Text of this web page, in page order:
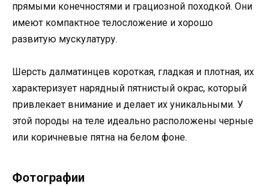
прямыми конечностями и грациозной походкой. Они
имеют компактное телосложение и хорошо
развитую мускулатуру.
Шерсть далматинцев короткая, гладкая и плотная, их
характеризует нарядный пятнистый окрас, который
привлекает внимание и делает их уникальными. У
этой породы на теле идеально расположены черные
или коричневые пятна на белом фоне.
Фотографии